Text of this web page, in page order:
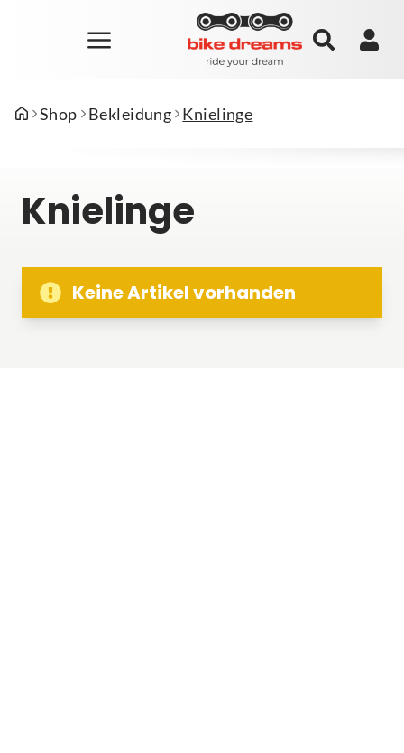
Shop Bekleidung Knielinge
Knielinge
Keine Artikel vorhanden